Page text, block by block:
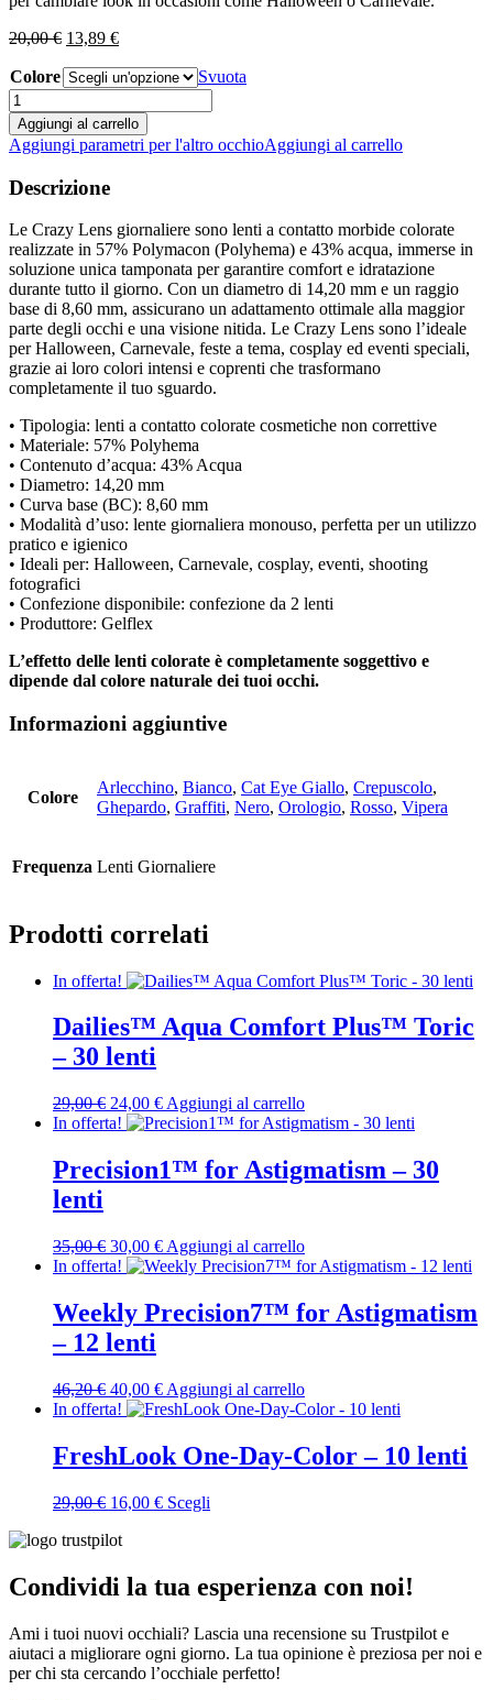
20,00€ Il
originale
era:
20,00 €.
13,89 €Il
attuale
è:
13,89 €.
Colore
Svuota
Crazy
Lens
Non
Correttive
-
2
quantità
Aggiungi al carrello
Aggiungi parametri per l'altro occhioAggiungi al carrello
Descrizione
Le Crazy Lens giornaliere sono lenti a contatto morbide colorate
realizzate in 57% Polymacon (Polyhema) e 43% acqua, immerse in
soluzione unica tamponata per garantire comfort e idratazione
durante tutto il giorno. Con un diametro di 14,20 mm e un raggio
base di 8,60 mm, assicurano un adattamento ottimale alla maggior
parte degli occhi e una visione nitida. Le Crazy Lens sono l’ideale
per Halloween, Carnevale, feste a tema, cosplay ed eventi speciali,
grazie ai loro colori intensi e coprenti che trasformano
completamente il tuo sguardo.
• Tipologia: lenti a contatto colorate cosmetiche non correttive
• Materiale: 57% Polyhema
• Contenuto d’acqua: 43% Acqua
• Diametro: 14,20 mm
• Curva base (BC): 8,60 mm
• Modalità d’uso: lente giornaliera monouso, perfetta per un utilizzo
pratico e igienico
• Ideali per: Halloween, Carnevale, cosplay, eventi, shooting
fotografici
• Confezione disponibile: confezione da 2 lenti
• Produttore: Gelflex
L’effetto delle lenti colorate è completamente soggettivo e
dipende dal colore naturale dei tuoi occhi.
Informazioni aggiuntive
Colore
Arlecchino, Bianco, Cat Eye Giallo, Crepuscolo,
Ghepardo, Graffiti, Nero, Orologio, Rosso, Vipera
Frequenza Lenti Giornaliere
Prodotti correlati
In offerta!
Dailies™ Aqua Comfort Plus™ Toric
– 30 lenti
29,00€ Il
prezzo
era:
29,00 €.
24,00 €Il
prezzo
è:
24,00 €.
Aggiungi al carrello
In offerta!
Precision1™ for Astigmatism – 30
lenti
35,00€ Il
prezzo
era:
35,00 €.
30,00 €Il
prezzo
30,00 €.
Aggiungi al carrello
In offerta!
Weekly Precision7™ for Astigmatism
– 12 lenti
46,20€ Il
prezzo
era:
46,20 €.
40,00 €Il
prezzo
è:
40,00 €.
Aggiungi al carrello
In offerta!
FreshLook One-Day-Color – 10 lenti
29,00€ Il
originale
29,00 €.
16,00 €Il
16,00 €.
Scegli
varianti.
Le
possono
essere
scelte
Condividi la tua esperienza con noi!
Ami i tuoi nuovi occhiali? Lascia una recensione su Trustpilot e
aiutaci a migliorare ogni giorno. La tua opinione è preziosa per noi e
per chi sta cercando l’occhiale perfetto!